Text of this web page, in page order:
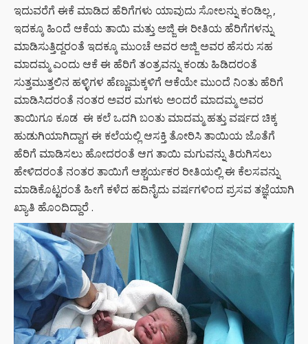
ಇದುವರೆಗೆ ಈಕೆ ಮಾಡಿದ ಹೆರಿಗೆಗಳು ಯಾವುದು ಸೋಲನ್ನು ಕಂಡಿಲ್ಲ ,
ಇದಕ್ಕೂ ಹಿಂದೆ ಆಕೆಯ ತಾಯಿ ಮತ್ತು ಅಜ್ಜಿ ಈ ರೀತಿಯ ಹೆರಿಗೆಗಳನ್ನು
ಮಾಡಿಸುತ್ತಿದ್ದರಂತೆ ಇದಕ್ಕೂ ಮುಂಚೆ ಅವರ ಅಜ್ಜಿ ಅವರ ಹೆಸರು ಸಹ
ಮಾದಮ್ಮ ಎಂದು ಆಕೆ ಈ ಹೆರಿಗೆ ತಂತ್ರವನ್ನು ಕಂಡು ಹಿಡಿದರಂತೆ
ಸುತ್ತಮುತ್ತಲಿನ ಹಳ್ಳಿಗಳ ಹೆಣ್ಣುಮಕ್ಕಳಿಗೆ ಆಕೆಯೇ ಮುಂದೆ ನಿಂತು ಹೆರಿಗೆ
ಮಾಡಿಸಿದರಂತೆ ನಂತರ ಅವರ ಮಗಳು ಅಂದರೆ ಮಾದಮ್ಮ ಅವರ
ತಾಯಿಗೂ ಕೂಡ ಈ ಕಲೆ ಒದಗಿ ಬಂತು ಮಾದಮ್ಮ ಹತ್ತು ವರ್ಷದ ಚಿಕ್ಕ
ಹುಡುಗಿಯಾಗಿದ್ದಾಗ ಈ ಕಲೆಯಲ್ಲಿ ಆಸಕ್ತಿ ತೋರಿಸಿ ತಾಯಿಯ ಜೊತೆಗೆ
ಹೆರಿಗೆ ಮಾಡಿಸಲು ಹೋದರಂತೆ ಆಗ ತಾಯಿ ಮಗುವನ್ನು ತಿರುಗಿಸಲು
ಹೇಳಿದರಂತೆ ನಂತರ ತಾಯಿಗೆ ಆಶ್ಚರ್ಯಕರ ರೀತಿಯಲ್ಲಿ ಈ ಕೆಲಸವನ್ನು
ಮಾಡಿಕೊಟ್ಟರಂತೆ ಹೀಗೆ ಕಳೆದ ಹದಿನೈದು ವರ್ಷಗಳಿಂದ ಪ್ರಸವ ತಜ್ಞೆಯಾಗಿ
ಖ್ಯಾತಿ ಹೊಂದಿದ್ದಾರೆ .